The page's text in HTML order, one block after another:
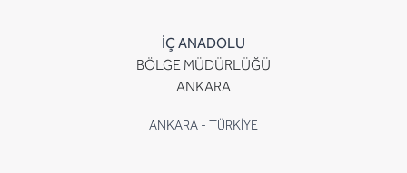
İÇ ANADOLU
BÖLGE MÜDÜRLÜĞÜ
ANKARA
ANKARA - TÜRKİYE